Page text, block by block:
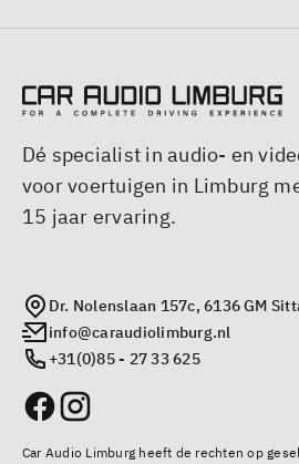
Dé specialist in audio- en
voor voertuigen in Limburg
15 jaar ervaring.
Dr. Nolenslaan 157c, 6136 GM
info@caraudiolimburg.nl
+31(0)85 - 27 33 625
Car Audio Limburg heeft de rechten op